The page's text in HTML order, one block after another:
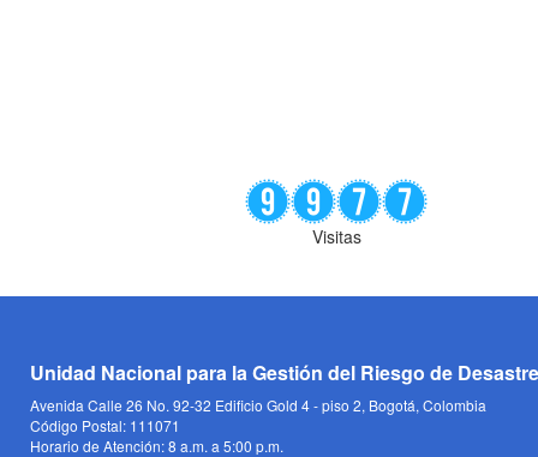
Visitas
Unidad Nacional para la Gestión del Riesgo de
Avenida Calle 26 No. 92-32 Edificio Gold 4 - piso 2, Bogotá, Colombia
Código Postal: 111071
Horario de Atención: 8 a.m. a 5:00 p.m.